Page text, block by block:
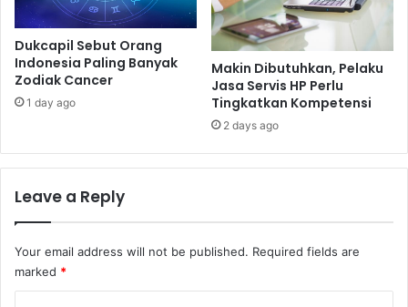
Dukcapil Sebut Orang
Indonesia Paling Banyak
Zodiak Cancer
1 day ago
Makin Dibutuhkan, Pelaku
Jasa Servis HP Perlu
Tingkatkan Kompetensi
2 days ago
Leave a Reply
Your email address will not be published. Required fields are
marked *